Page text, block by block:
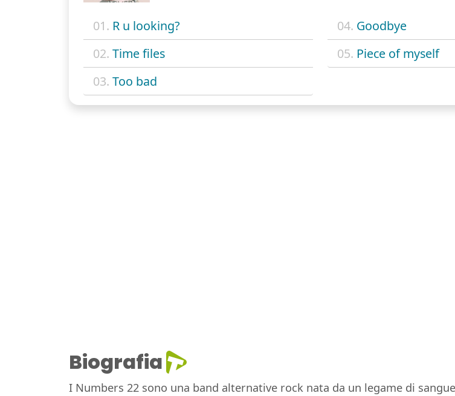
01. R u looking?
02. Time files
03. Too bad
04. Goodbye
05. Piece of myself
Biografia
I Numbers 22 sono una band alternative rock nata da un legame di